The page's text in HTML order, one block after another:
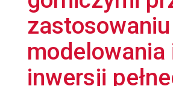
zastosowaniu
modelowania
inwersji